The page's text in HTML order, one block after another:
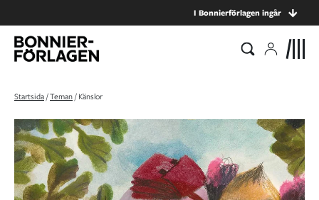
I Bonnierförlagen ingår
Startsida/Teman/Känslor